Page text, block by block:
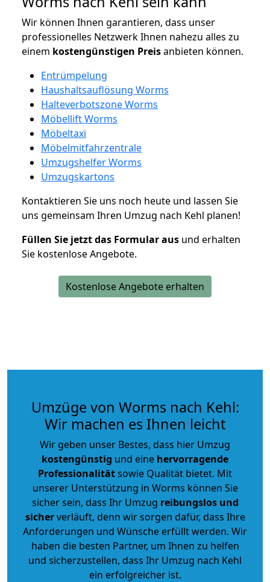
Wir können Ihnen garantieren, dass unser
professionelles Netzwerk Ihnen nahezu alles zu
einem kostengünstigen Preisanbieten können.
Entrümpelung
Haushaltsauflösung Worms
Halteverbotszone Worms
Möbellift Worms
Möbeltaxi
Möbelmitfahrzentrale
Umzugshelfer Worms
Umzugskartons
Kontaktieren Sie uns noch heute und lassen Sie
uns gemeinsam Ihren Umzug nach Kehl planen!
Füllen Sie jetzt das Formular aus und erhalten
Sie kostenlose Angebote.
Kostenlose Angebote erhalten
Umzüge von Worms nach Kehl:
Wir machen es Ihnen leicht
Wir geben unser Bestes, dass hier Umzug
kostengünstig und eine hervorragende
Professionalitätsowie Qualität bietet. Mit
unserer Unterstützung in Worms können Sie
sicher sein, dass Ihr Umzug reibungslos und
sicherverläuft, denn wir sorgen dafür, dass Ihre
Anforderungen und Wünsche erfüllt werden. Wir
haben die besten Partner, um Ihnen zu helfen
und sicherzustellen, dass Ihr Umzug nach Kehl
ein erfolgreicher ist.